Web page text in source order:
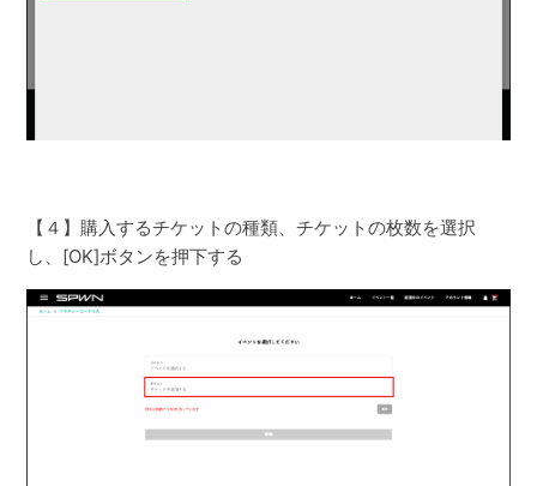
【４】購入するチケットの種類、チケットの枚数を選択
し、[OK]ボタンを押下する